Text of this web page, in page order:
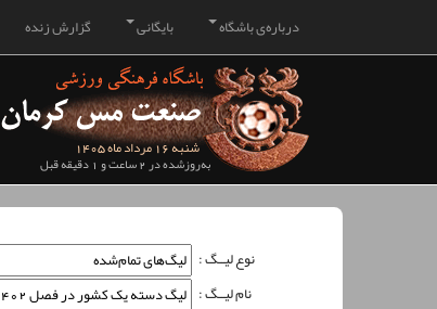
گزارش زنده بایگانی درباره‌ی باشگاه
شنبه 16 مرداد ماه 1405
به‌روزشده در 2 ساعت و 1 دقیقه قبل
نوع لیــگ :
نام لیــگ :